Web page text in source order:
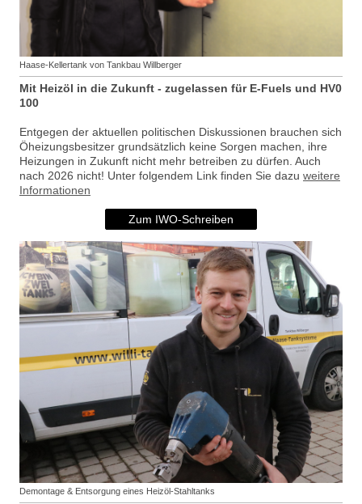
Haase-Kellertank von Tankbau Willberger
Mit Heizöl in die Zukunft - zugelassen für E-Fuels und HV0
100
Entgegen der aktuellen politischen Diskussionen brauchen sich
Öheizungsbesitzer grundsätzlich keine Sorgen machen, ihre
Heizungen in Zukunft nicht mehr betreiben zu dürfen. Auch
nach 2026 nicht! Unter folgendem Link finden Sie dazu weitere
Informationen
Zum IWO-Schreiben
Demontage & Entsorgung eines Heizöl-Stahltanks